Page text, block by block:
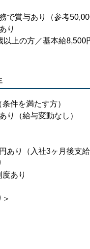
で賞与あり（参考
り
上の方／基本給8,500
件を満たす方）
り（給与変動なし）
あり（入社3ヶ月後支給
あり